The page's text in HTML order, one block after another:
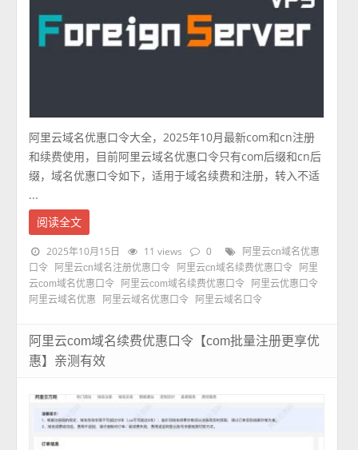
阿里云域名优惠口令大全，2025年10月最新com和cn注册
和续费使用，目前阿里云域名优惠口令只有com后缀和cn后
缀，域名优惠口令如下，适用于域名续费和注册，转入不适
...
阅读全文
2025年10月15日 11 views 0
阿里云cn域名优惠
口令
阿里云cn域名注册优惠口令 阿里云cn域名续费优惠口令
阿里
云com域名优惠口令
阿里云com域名续费优惠口令
阿里云优惠口令
阿里云域名优惠
阿里云域名优惠口令 阿里云域名口令
阿里云com域名续费优惠口令【com批量注册更享优
惠】亲测有效